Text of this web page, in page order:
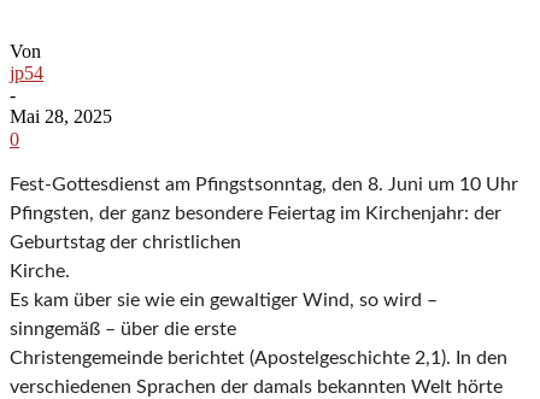
Von
jp54
-
Mai 28, 2025
0
Fest-Gottesdienst am Pfingstsonntag, den 8. Juni um 10 Uhr
Pfingsten, der ganz besondere Feiertag im Kirchenjahr: der
Geburtstag der christlichen
Kirche.
Es kam über sie wie ein gewaltiger Wind, so wird –
sinngemäß – über die erste
Christengemeinde berichtet (Apostelgeschichte 2,1). In den
verschiedenen Sprachen der damals bekannten Welt hörte